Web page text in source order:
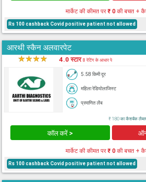
मार्केट की कीमत पर₹ 0की बचत +
Rs 100 cashback Covid positive patient not allowed
आरथी स्कैन अलवारपेट
★★★★ 4.0 स्टार8 रेटिंग के आधार पे
5.58 किमी दूर
महिला रेडियोलाजिस्ट
प्रमाणित लैब
₹ 180 का कैशबैक
कॉल करें >
मार्केट की कीमत पर₹ 0की बचत +
Rs 100 cashback Covid positive patient not allowed